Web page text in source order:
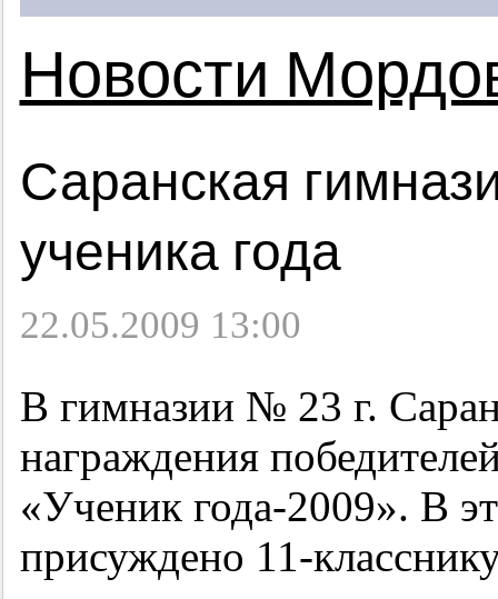
Новости
Саранская
ученика года
22.05.2009 13:00
В гимназии № 23 г.
награждения
«Ученик года-2009». В
присуждено 11-